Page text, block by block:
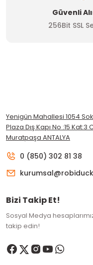
Güvenli
256Bit SSL
Yenigün Mahallesi 1054
Plaza Dış Kapı No :15 Kat:3
Muratpaşa ANTALYA
0 (850) 302 81 38
Bizi Takip Et!
Sosyal Medya
takip edin!